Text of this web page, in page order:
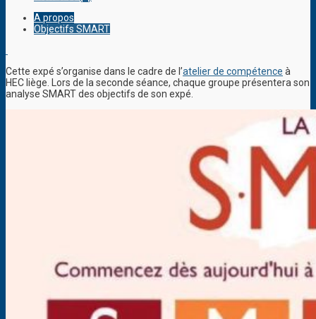
A propos
Objectifs SMART
Cette expé s’organise dans le cadre de l’atelier de compétence à
HEC liège. Lors de la seconde séance, chaque groupe présentera son
analyse SMART des objectifs de son expé.